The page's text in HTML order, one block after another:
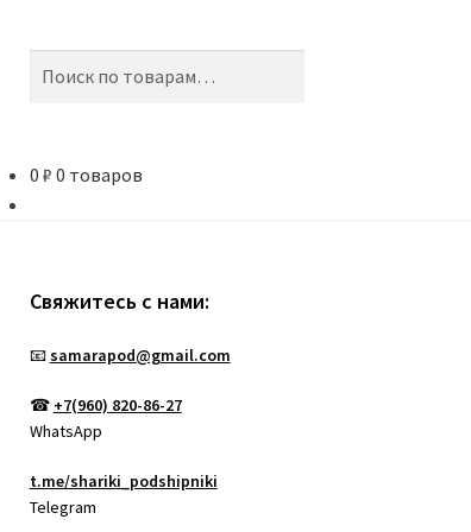
0 ₽ 0 товаров
Свяжитесь с нами:
📧samarapod@gmail.com
☎ +7(960) 820-86-27
WhatsApp
t.me/shariki_podshipniki
Telegram